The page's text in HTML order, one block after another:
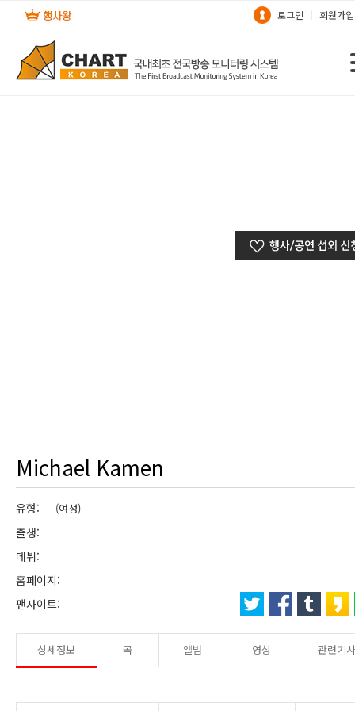
로그인 회원가입
Michael Kamen
유형: (여성)
출생:
데뷔:
홈페이지:
팬사이트:
상세정보 곡 앨범 영상 관련기